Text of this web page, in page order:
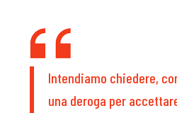
Intendiamo chiedere,
una deroga per